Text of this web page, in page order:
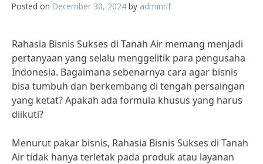
Posted on December 30, 2024 by adminrif
Rahasia Bisnis Sukses di Tanah Air memang menjadi
pertanyaan yang selalu menggelitik para pengusaha
Indonesia. Bagaimana sebenarnya cara agar bisnis
bisa tumbuh dan berkembang di tengah persaingan
yang ketat? Apakah ada formula khusus yang harus
diikuti?
Menurut pakar bisnis, Rahasia Bisnis Sukses di Tanah
Air tidak hanya terletak pada produk atau layanan